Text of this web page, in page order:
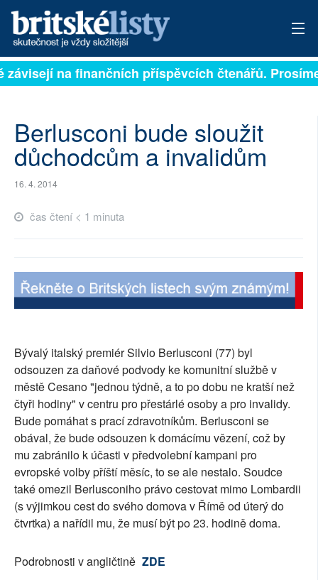
PŘIHLÁSIT
ARCHIV
AUTOŘI
RUBRIKY
PLNÁ VERZE STRÁNEK
na finančních příspěvcích čtenářů.
Berlusconi bude sloužit
důchodcům a invalidům
16. 4. 2014
čas čtení < 1 minuta
Bývalý italský premiér Silvio Berlusconi (77) byl
odsouzen za daňové podvody ke komunitní službě v
městě Cesano "jednou týdně, a to po dobu ne kratší než
čtyři hodiny" v centru pro přestárlé osoby a pro invalidy.
Bude pomáhat s prací zdravotníkům. Berlusconi se
obával, že bude odsouzen k domácímu vězení, což by
mu zabránilo k účasti v předvolební kampani pro
evropské volby příští měsíc, to se ale nestalo. Soudce
také omezil Berlusconiho právo cestovat mimo Lombardii
(s výjimkou cest do svého domova v Římě od úterý do
čtvrtka) a nařídil mu, že musí být po 23. hodině doma.
Podrobnosti v angličtině ZDE